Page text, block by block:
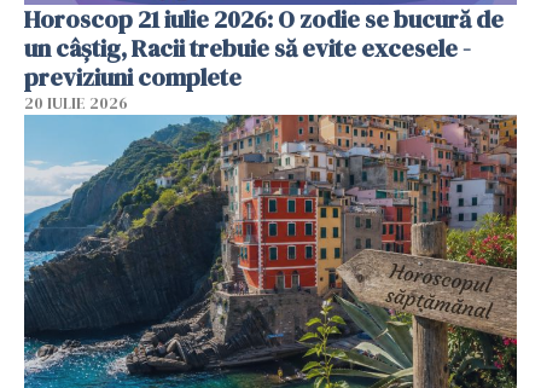
Horoscop 21 iulie 2026: O zodie se bucură de
un câștig, Racii trebuie să evite excesele -
previziuni complete
20 IULIE 2026